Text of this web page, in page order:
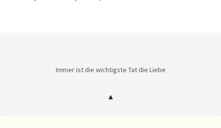
Immer ist die wichtigste Tat die Liebe